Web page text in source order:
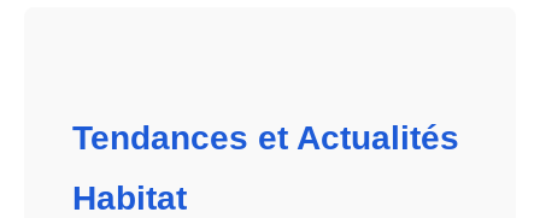
Tendances et Actualités
Habitat